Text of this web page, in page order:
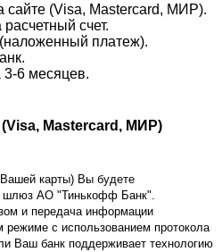
сайте (Visa, Mastercard, МИР).
счет.
платеж).
3-6 месяцев.
Mastercard, МИР)
карты) Вы будете
шлюз АО "Тинькофф Банк".
и передача информации
с использованием протокола
Ваш банк поддерживает технологию